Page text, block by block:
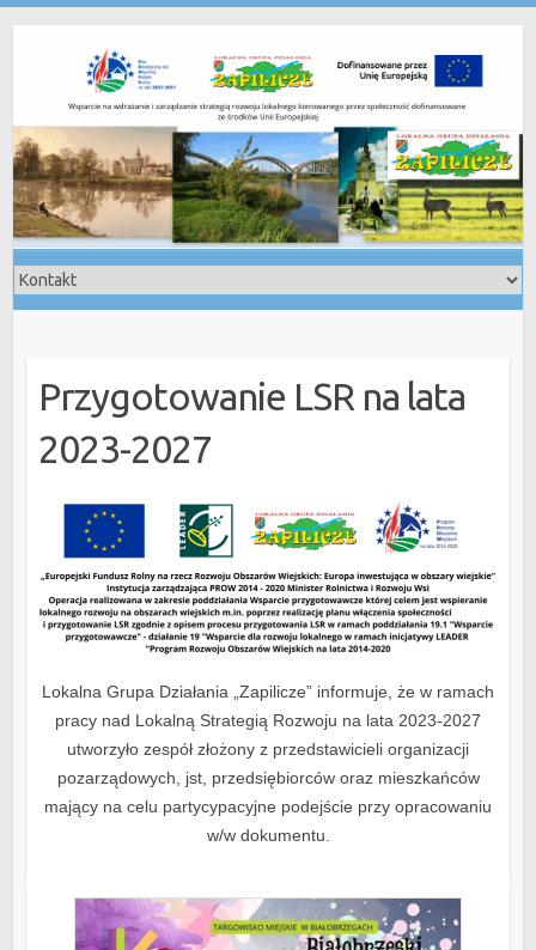
Przygotowanie LSR na lata
2023-2027
Lokalna Grupa Działania „Zapilicze” informuje, że w ramach
pracy nad Lokalną Strategią Rozwoju na lata 2023-2027
utworzyło zespół złożony z przedstawicieli organizacji
pozarządowych, jst, przedsiębiorców oraz mieszkańców
mający na celu partycypacyjne podejście przy opracowaniu
w/w dokumentu.